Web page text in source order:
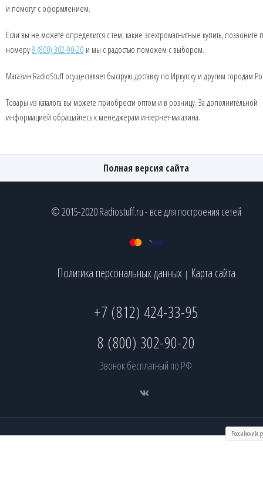
и помогут с оформлением.
Если вы не можете определится с тем, какие электромагнитные купить, позвоните
номеру8 (800) 302-90-20 и мы с радостью поможем с выбором.
Магазин RadioStuff осуществляет быструю доставку по Иркутску и другим городам
Товары из каталога вы можете приобрести оптом и в розницу. За дополнительной
информацией обращайтесь к менеджерам интернет-магазина.
Полная версия сайта
© 2015-2020 Radiostuff.ru - все для построения сетей
Политика персональных данных | Карта сайта
+7 (812) 424-33-95
8 (800) 302-90-20
Звонок бесплатный по РФ